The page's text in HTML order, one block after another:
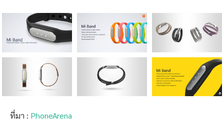
ที่มา : PhoneArena